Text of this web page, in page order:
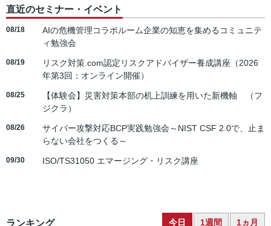
直近のセミナー・イベント
08/18
AIの危機管理コラボルーム企業の知恵を集めるコミュニテ
ィ勉強会
08/19
リスク対策.com認定リスクアドバイザー養成講座（2026
年第3回：オンライン開催）
08/25
【体験会】災害対策本部の机上訓練を用いた新機軸 （フ
ジクラ）
08/26
サイバー攻撃対応BCP実践勉強会～NIST CSF 2.0で、止ま
らない会社をつくる～
09/30 ISO/TS31050 エマージング・リスク講座
ランキング 今日 1週間 1ヵ月